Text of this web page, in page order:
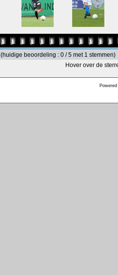
(huidige beoordeling : 0 / 5 met 1 stemmen)
Hover over de